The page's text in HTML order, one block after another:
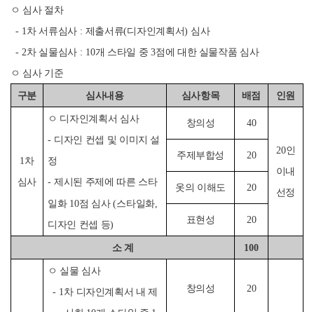
ㅇ 심사 절차
- 1 차 서류심사 : 제출서류(디자인계획서) 심사
- 2차 실물심사 : 10개 스타일 중 3점에 대한 실물작품 심사
ㅇ 심사 기준
구분 심사내용 심사항목 배점 인원
1 차
심사
ㅇ 디자인계획서 심사
- 디자인 컨셉 및 이미지 설
정
- 제시된 주제에 따른 스타
일화 10점 심사(스타일화,
디자인 컨셉 등)
창의성 40
20인
이내
선정
주제부합성 20
옷의 이해도 20
표현성 20
소 계 100
ㅇ 실물 심사
- 1차 디자인계획서 내 제 창의성 20